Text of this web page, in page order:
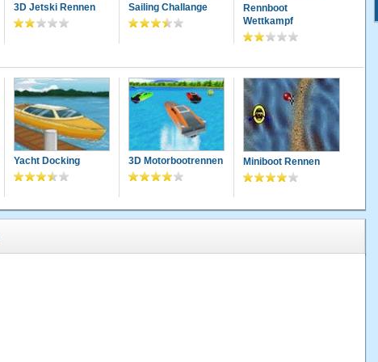
3D Jetski Rennen Sailing Challange
Rennboot
Wettkampf
Yacht Docking 3D Motorbootrennen Miniboot Rennen